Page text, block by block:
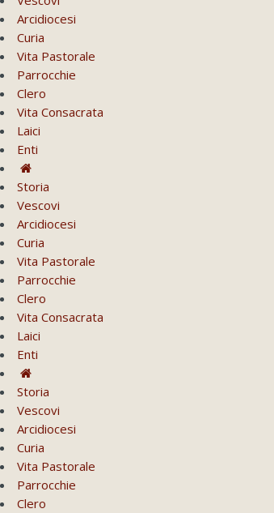
Arcidiocesi
Curia
Vita Pastorale
Parrocchie
Clero
Vita Consacrata
Laici
Enti
Storia
Vescovi
Arcidiocesi
Curia
Vita Pastorale
Parrocchie
Clero
Vita Consacrata
Laici
Enti
Storia
Vescovi
Arcidiocesi
Curia
Vita Pastorale
Parrocchie
Clero